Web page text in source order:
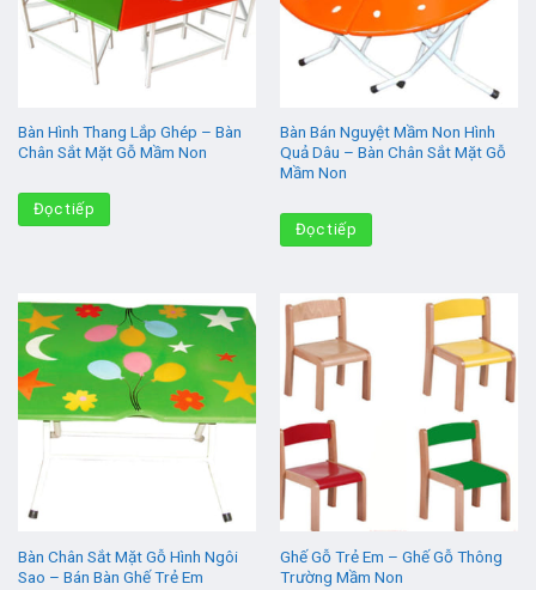
Bàn Hình Thang Lắp Ghép – Bàn
Chân Sắt Mặt Gỗ Mầm Non
Đọc tiếp
Bàn Bán Nguyệt Mầm Non Hình
Quả Dâu – Bàn Chân Sắt Mặt Gỗ
Mầm Non
Đọc tiếp
Bàn Chân Sắt Mặt Gỗ Hình Ngôi
Sao – Bán Bàn Ghế Trẻ Em
Ghế Gỗ Trẻ Em – Ghế Gỗ Thông
Trường Mầm Non